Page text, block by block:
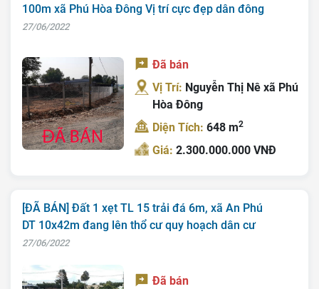
100m xã Phú Hòa Đông Vị trí cực đẹp dân đông
27/06/2022
Đã bán
Vị Trí: Nguyễn Thị Nê xã Phú
Hòa Đông
Diện Tích:648 m2
Giá:2.300.000.000 VNĐ
[ĐÃ BÁN] Đất 1 xẹt TL 15 trải đá 6m, xã An Phú
DT 10x42m đang lên thổ cư quy hoạch dân cư
27/06/2022
Đã bán